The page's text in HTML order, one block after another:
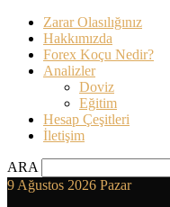
Zarar Olasılığınız
Hakkımızda
Forex Koçu Nedir?
Analizler
Doviz
Eğitim
Hesap Çeşitleri
İletişim
ARA
9 Ağustos 2026 Pazar